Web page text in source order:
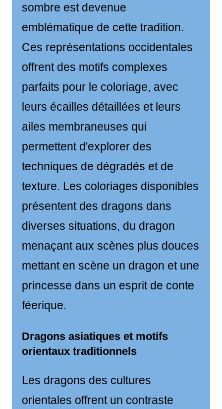
sombre est devenue
emblématique de cette tradition.
Ces représentations occidentales
offrent des motifs complexes
parfaits pour le coloriage, avec
leurs écailles détaillées et leurs
ailes membraneuses qui
permettent d'explorer des
techniques de dégradés et de
texture. Les coloriages disponibles
présentent des dragons dans
diverses situations, du dragon
menaçant aux scènes plus douces
mettant en scène un dragon et une
princesse dans un esprit de conte
féerique.
Dragons asiatiques et motifs
orientaux traditionnels
Les dragons des cultures
orientales offrent un contraste